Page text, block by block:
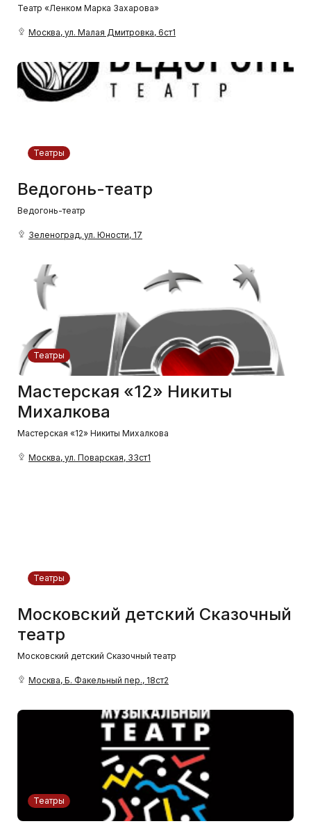
Театр «Ленком Марка Захарова»
Москва, ул. Малая Дмитровка, 6ст1
Театры
Ведогонь-театр
Ведогонь-театр
Зеленоград, ул. Юности, 17
Театры
Мастерская «12» Никиты
Михалкова
Мастерская «12» Никиты Михалкова
Москва, ул. Поварская, 33ст1
Театры
Московский детский Сказочный
театр
Московский детский Сказочный театр
Москва, Б. Факельный пер., 18ст2
Театры